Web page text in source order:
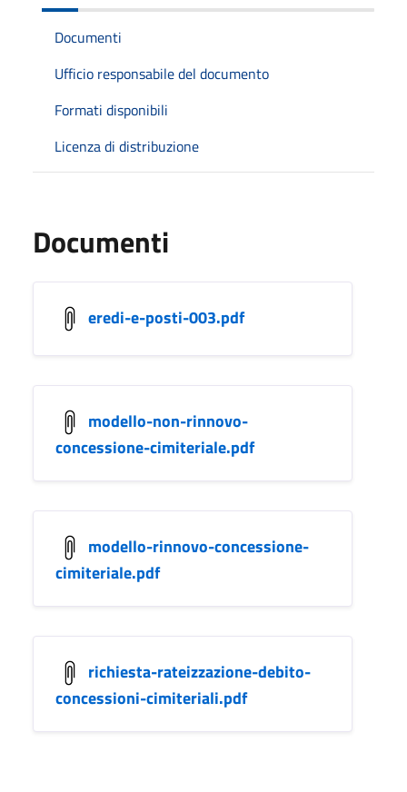
Documenti
Ufficio responsabile del documento
Formati disponibili
Licenza di distribuzione
Documenti
eredi-e-posti-003.pdf
modello-non-rinnovo-
concessione-cimiteriale.pdf
modello-rinnovo-concessione-
cimiteriale.pdf
richiesta-rateizzazione-debito-
concessioni-cimiteriali.pdf